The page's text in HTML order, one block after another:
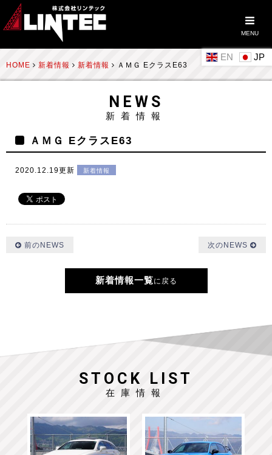
MENU
EN
HOME 新着情報 新着情報 ＡＭＧ EクラスE63
NEWS
新着情報
ＡＭＧ EクラスE63
2020.12.19更新 新着情報
前のNEWS 次のNEWS
新着情報一覧に戻る
STOCK LIST
在庫情報